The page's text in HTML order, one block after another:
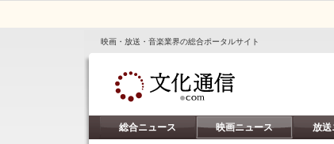
映画・放送・音楽業界の総合ポータルサイト
総合ニュース 映画ニュース 放送